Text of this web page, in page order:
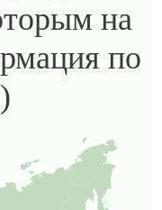
на
по